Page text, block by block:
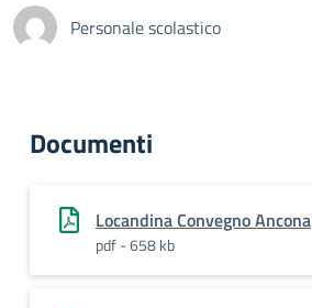
Personale scolastico
Documenti
Locandina Convegno Ancona
pdf - 658 kb